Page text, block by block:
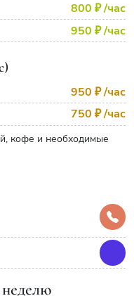
800 ₽/час
950 ₽/час
950 ₽/час
750 ₽/час
кофе и необходимые